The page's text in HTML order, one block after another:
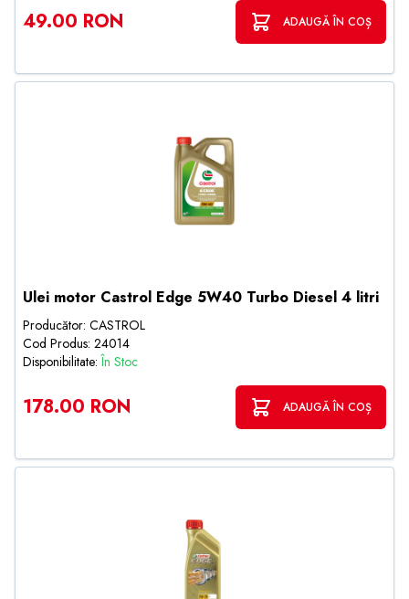
49.00 RON ADAUGĂ ÎN COȘ
Ulei motor Castrol Edge 5W40 Turbo Diesel 4 litri
Producător: CASTROL
Cod Produs: 24014
Disponibilitate:În Stoc
178.00 RON ADAUGĂ ÎN COȘ